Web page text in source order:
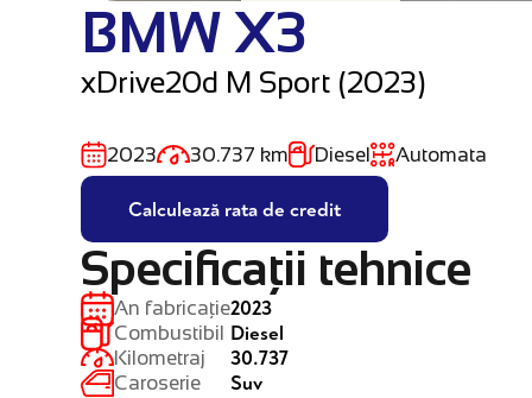
BMW X3
xDrive20d M Sport (2023)
2023 30.737 km Diesel Automata
Calculează rata de credit
Specificații tehnice
An fabricație
Combustibil
Kilometraj
Caroserie
2023
Diesel
30.737
Suv